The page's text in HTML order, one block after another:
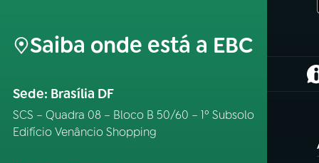
Saiba onde está a EBC
Sede: Brasília DF
SCS – Quadra 08 – Bloco B 50/60 – 1º Subsolo
Edifício Venâncio Shopping